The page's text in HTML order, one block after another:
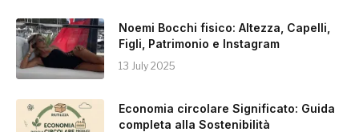
Noemi Bocchi fisico: Altezza, Capelli,
Figli, Patrimonio e Instagram
13 July 2025
Economia circolare Significato: Guida
completa alla Sostenibilità